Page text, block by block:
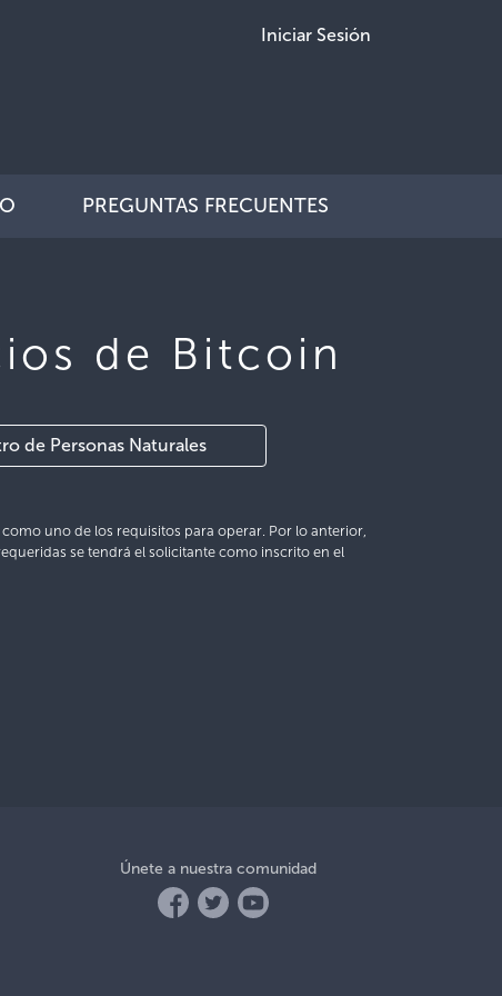
Iniciar Sesión
PREGUNTAS FRECUENTES
de Bitcoin
de Personas Naturales
uno de los requisitos para operar. Por lo anterior,
se tendrá el solicitante como inscrito en el
Únete a nuestra comunidad